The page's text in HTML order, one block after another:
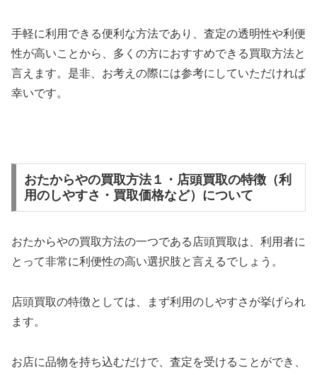
手軽に利用できる便利な方法であり、査定の透明性や利便
性が高いことから、多くの方におすすめできる買取方法と
言えます。是非、お考えの際には参考にしていただければ
幸いです。
おたからやの買取方法１・店頭買取の特徴（利
用のしやすさ・買取価格など）について
おたからやの買取方法の一つである店頭買取は、利用者に
とって非常に利便性の高い選択肢と言えるでしょう。
店頭買取の特徴としては、まず利用のしやすさが挙げられ
ます。
お店に品物を持ち込むだけで、査定を受けることができ、